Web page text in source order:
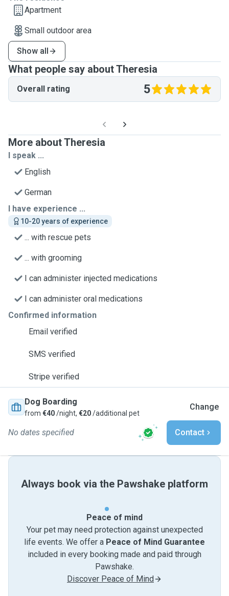
Apartment
Small outdoor area
Show all
What people say about Theresia
Overall rating 5
More about Theresia
I speak ...
English
German
I have experience ...
10-20 years of experience
... with rescue pets
... with grooming
I can administer injected medications
I can administer oral medications
Confirmed information
Email verified
SMS verified
Stripe verified
Dog Boarding
from €40/night, €20/additional pet
Change
No dates specified Contact
Always book via the Pawshake platform
Peace of mind
Your pet may need protection against unexpected
life events. We offer a Peace of Mind Guarantee
included in every booking made and paid through
Pawshake.
Discover Peace of Mind